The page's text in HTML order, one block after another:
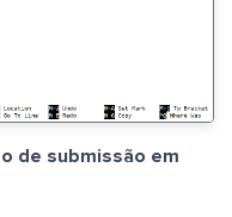
de submissão em